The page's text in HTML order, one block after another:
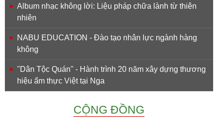
Album nhạc không lời: Liệu pháp chữa lành từ thiên
nhiên
NABU EDUCATION - Đào tạo nhân lực ngành hàng
không
''Dân Tộc Quán'' - Hành trình 20 năm xây dựng thương
hiệu ẩm thực Việt tại Nga
CỘNG ĐỒNG